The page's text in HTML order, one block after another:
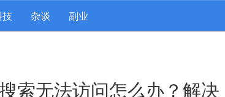
技 杂谈 副业
索无法访问怎么办？解决